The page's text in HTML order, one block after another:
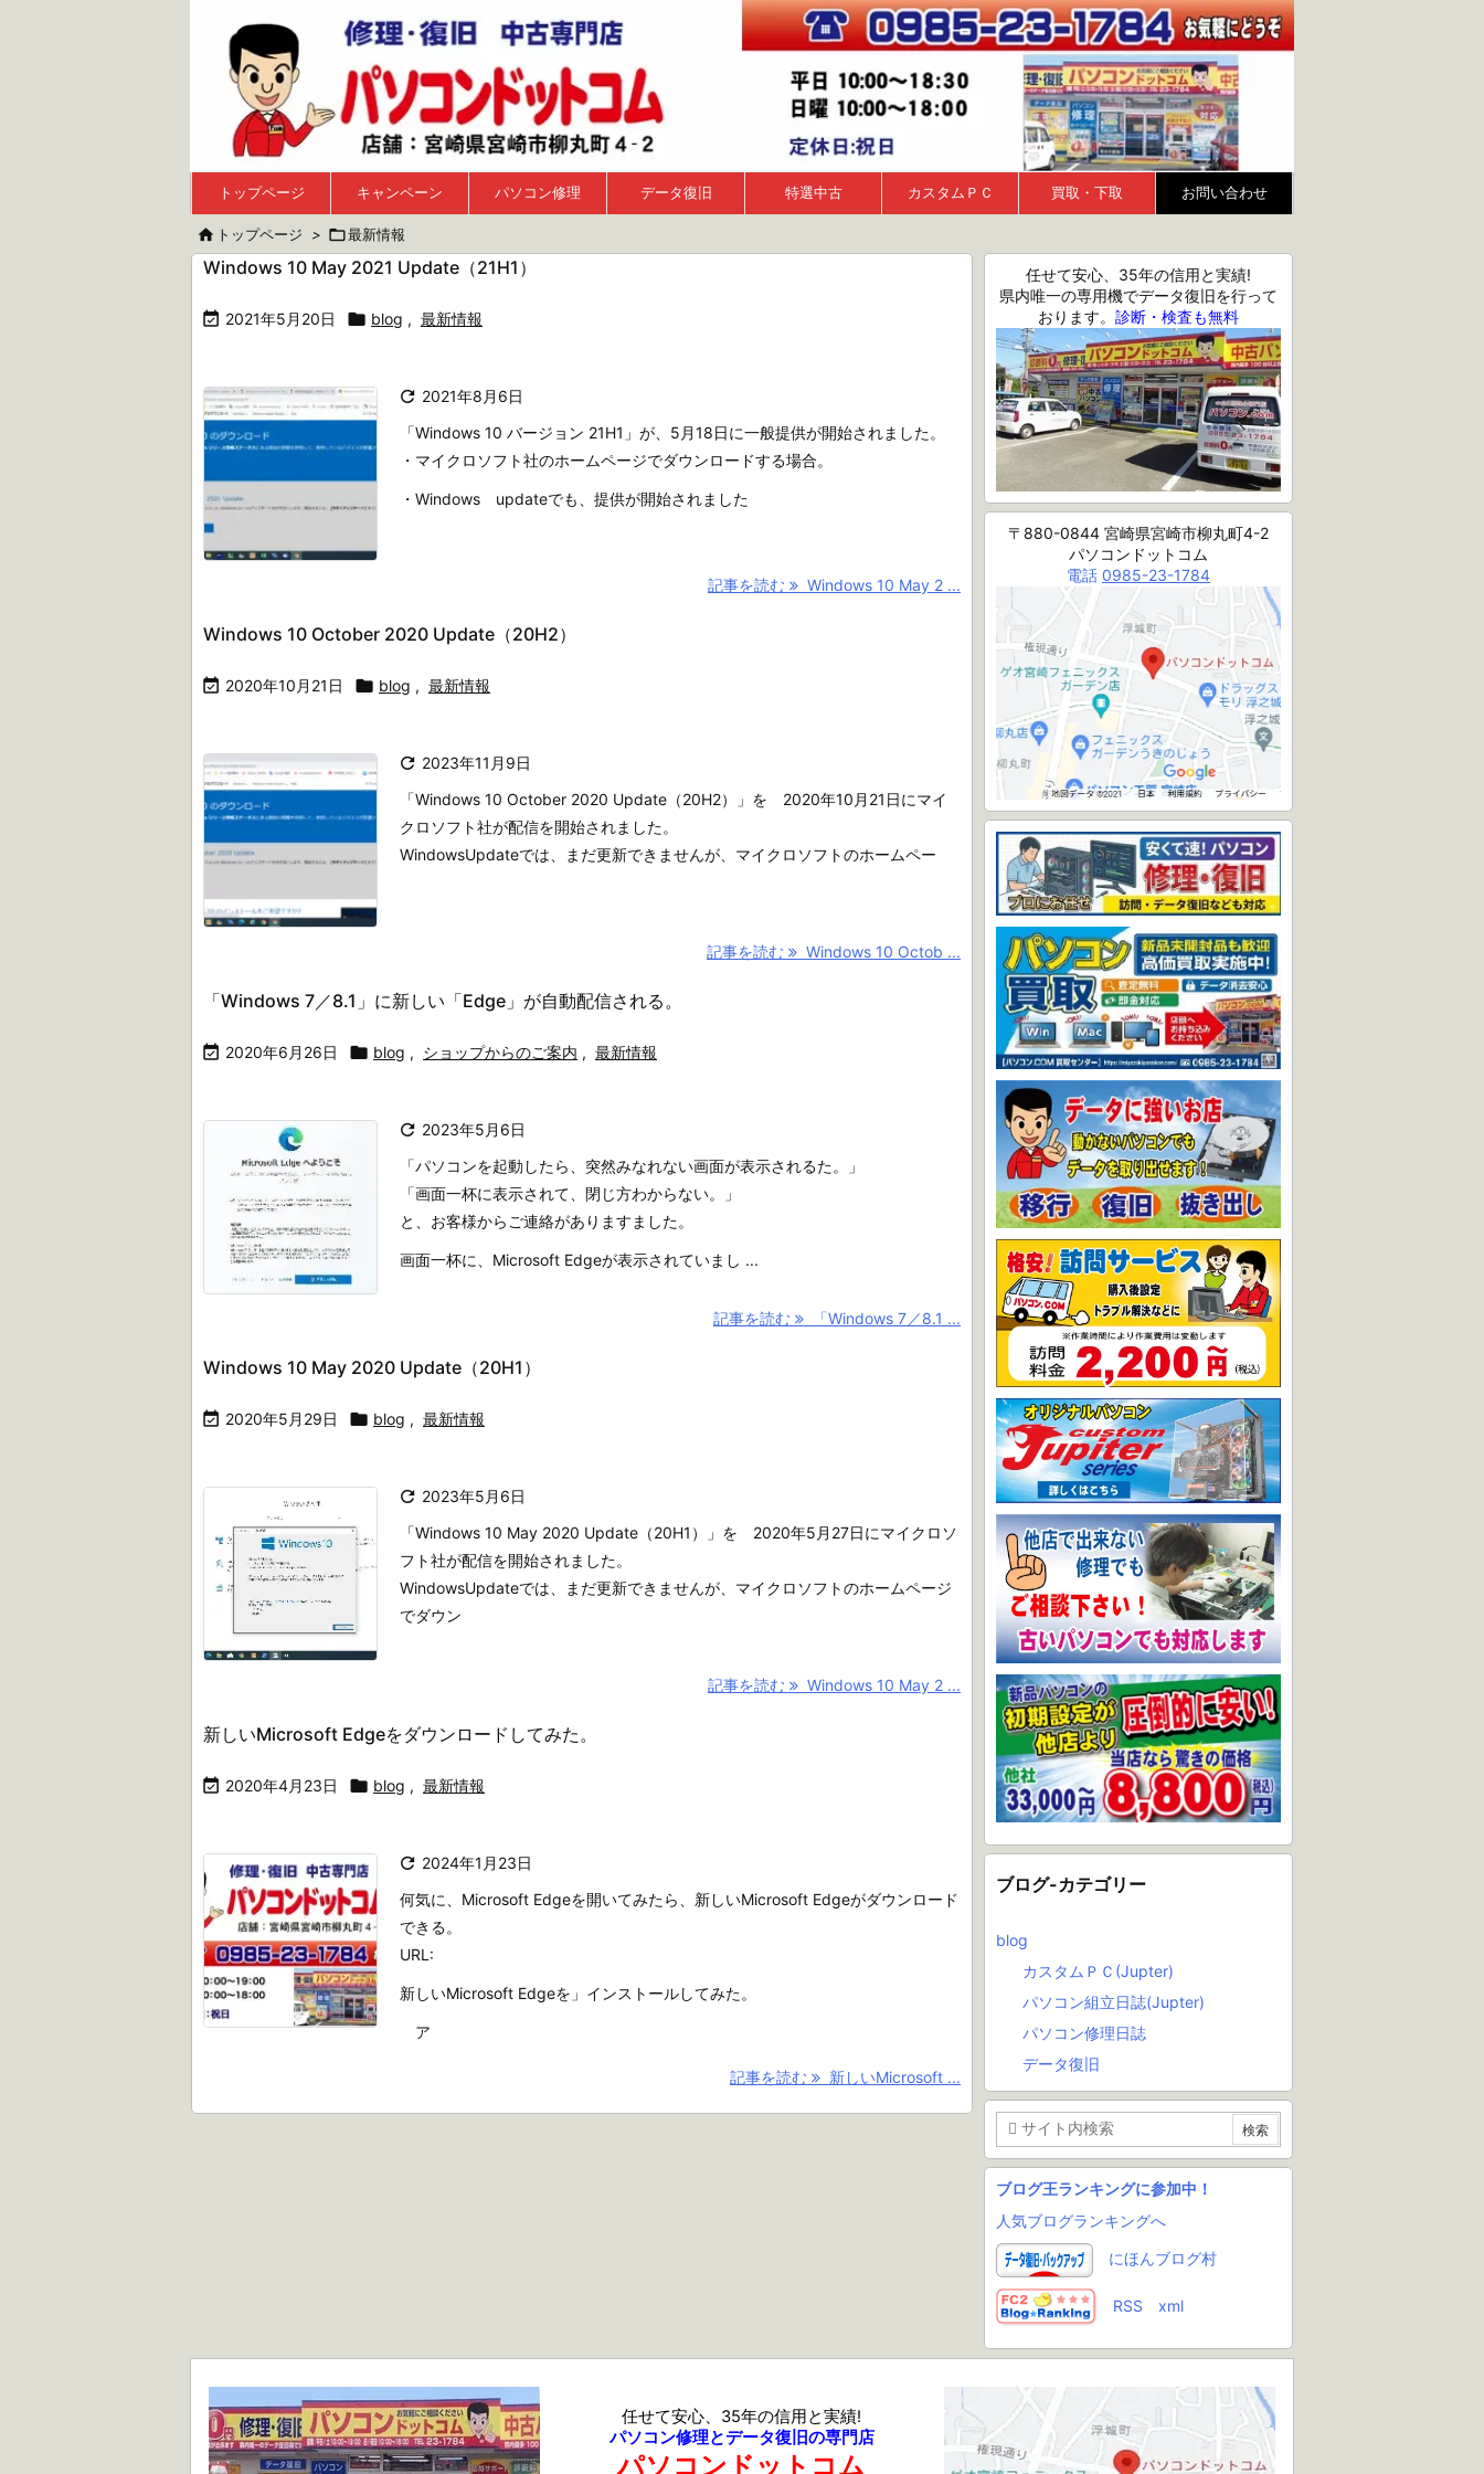
トップページ キャンペーン パソコン修理 データ復旧 特選中古 カスタムＰＣ 買取・下取 お問い合わせ
 トップページ > 最新情報
Windows 10 May 2021 Update（21H1）
 2021年5月20日  blog , 最新情報
 2021年8月6日
「Windows 10 バージョン 21H1」が、5月18日に一般提供が開始されました。
・マイクロソフト社のホームページでダウンロードする場合。
・Windows updateでも、提供が開始されました
記事を読む Windows 10 May 2 ...
Windows 10 October 2020 Update（20H2）
 2020年10月21日  blog , 最新情報
 2023年11月9日
「Windows 10 October 2020 Update（20H2）」を 2020年10月21日にマイ
クロソフト社が配信を開始されました。
WindowsUpdateでは、まだ更新できませんが、マイクロソフトのホームペー
記事を読む Windows 10 Octob ...
「Windows 7／8.1」に新しい「Edge」が自動配信される。
 2020年6月26日  blog , ショップからのご案内 , 最新情報
 2023年5月6日
「パソコンを起動したら、突然みなれない画面が表示されるた。」
「画面一杯に表示されて、閉じ方わからない。」
と、お客様からご連絡がありますました。
画面一杯に、Microsoft Edgeが表示されていまし ...
記事を読む 「Windows 7／8.1 ...
Windows 10 May 2020 Update（20H1）
 2020年5月29日  blog , 最新情報
 2023年5月6日
「Windows 10 May 2020 Update（20H1）」を 2020年5月27日にマイクロソ
フト社が配信を開始されました。
WindowsUpdateでは、まだ更新できませんが、マイクロソフトのホームページ
でダウン
記事を読む Windows 10 May 2 ...
新しいMicrosoft Edgeをダウンロードしてみた。
 2020年4月23日  blog , 最新情報
 2024年1月23日
何気に、Microsoft Edgeを開いてみたら、新しいMicrosoft Edgeがダウンロード
できる。
URL:
新しいMicrosoft Edgeを」インストールしてみた。
ア
記事を読む 新しいMicrosoft ...
任せて安心、35年の信用と実績!
県内唯一の専用機でデータ復旧を行って
おります。 診断・検査も無料
〒880-0844 宮崎県宮崎市柳丸町4-2
パソコンドットコム
電話 0985-23-1784
ブログ-カテゴリー
blog
カスタムＰＣ(Jupter)
パソコン組立日誌(Jupter)
パソコン修理日誌
データ復旧
ブログ王ランキングに参加中！
人気ブログランキングへ
にほんブログ村
RSS xml
任せて安心、35年の信用と実績!
パソコン修理とデータ復旧の専門店
パソコンドットコム